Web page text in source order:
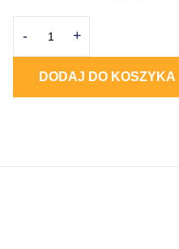
- +
DODAJ DO KOSZYKA